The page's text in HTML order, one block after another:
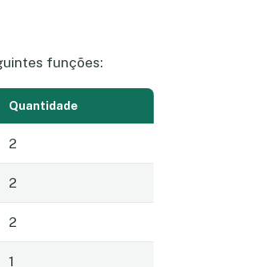
funções:
Quantidade
2
2
2
1